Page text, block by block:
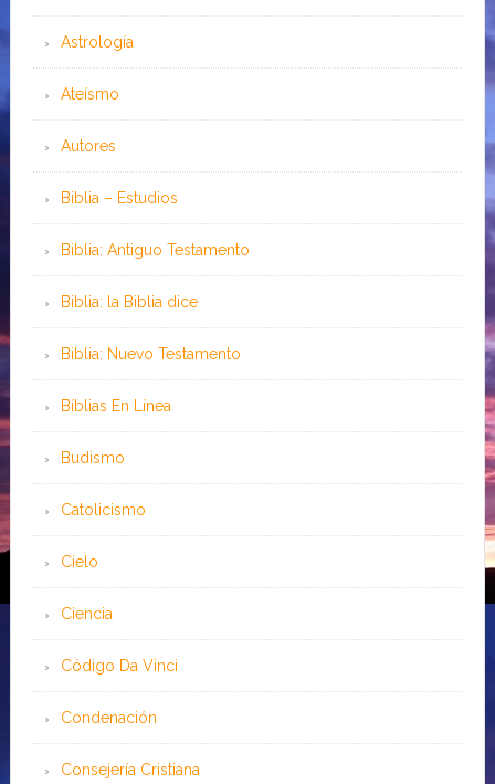
Astrología
Ateísmo
Autores
Biblia – Estudios
Biblia: Antiguo Testamento
Biblia: la Biblia dice
Biblia: Nuevo Testamento
Bíblias En Línea
Budismo
Catolicismo
Cielo
Ciencia
Código Da Vinci
Condenación
Consejería Cristiana